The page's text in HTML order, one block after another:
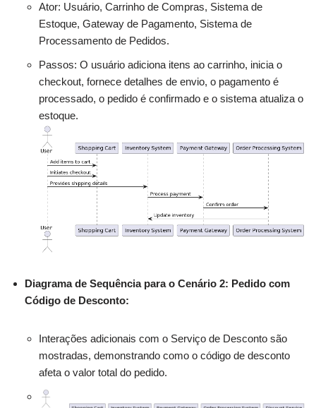
Ator: Usuário, Carrinho de Compras, Sistema de
Estoque, Gateway de Pagamento, Sistema de
Processamento de Pedidos.
Passos: O usuário adiciona itens ao carrinho, inicia o
checkout, fornece detalhes de envio, o pagamento é
processado, o pedido é confirmado e o sistema atualiza o
estoque.
Diagrama de Sequência para o Cenário 2: Pedido com
Código de Desconto:
Interações adicionais com o Serviço de Desconto são
mostradas, demonstrando como o código de desconto
afeta o valor total do pedido.